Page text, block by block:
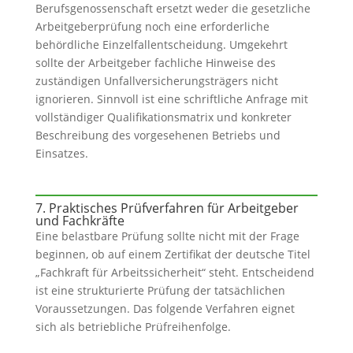
Berufsgenossenschaft ersetzt weder die gesetzliche
Arbeitgeberprüfung noch eine erforderliche
behördliche Einzelfallentscheidung. Umgekehrt
sollte der Arbeitgeber fachliche Hinweise des
zuständigen Unfallversicherungsträgers nicht
ignorieren. Sinnvoll ist eine schriftliche Anfrage mit
vollständiger Qualifikationsmatrix und konkreter
Beschreibung des vorgesehenen Betriebs und
Einsatzes.
7. Praktisches Prüfverfahren für Arbeitgeber
und Fachkräfte
Eine belastbare Prüfung sollte nicht mit der Frage
beginnen, ob auf einem Zertifikat der deutsche Titel
„Fachkraft für Arbeitssicherheit“ steht. Entscheidend
ist eine strukturierte Prüfung der tatsächlichen
Voraussetzungen. Das folgende Verfahren eignet
sich als betriebliche Prüfreihenfolge.